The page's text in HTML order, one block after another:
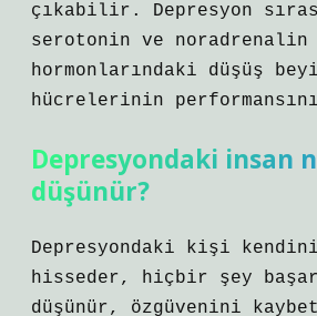
çıkabilir. Depresyon
serotonin ve noradrenalin
hormonlarındaki düşüş
hücrelerinin
Depresyondaki insan
düşünür?
Depresyondaki kişi
hisseder, hiçbir şey
düşünür, özgüvenini